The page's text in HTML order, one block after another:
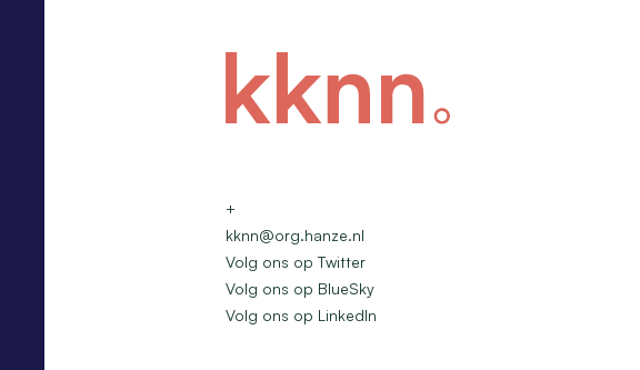
+
kknn@org.hanze.nl
Volg ons op Twitter
Volg ons op BlueSky
Volg ons op LinkedIn